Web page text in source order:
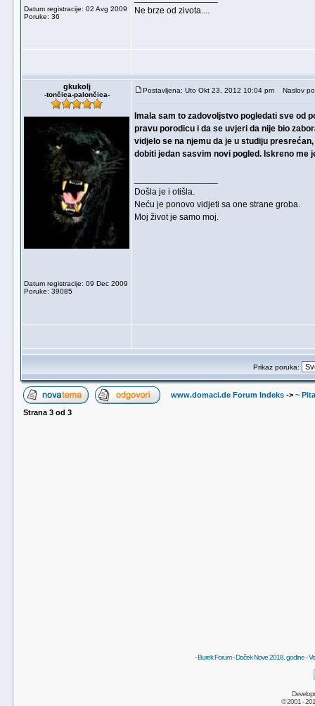
Datum registracije: 02 Avg 2009
Poruke: 36
Ne brze od zivota....
gkukolj
-tončica-palončica-
Datum registracije: 09 Dec 2009
Poruke: 39085
Postavljena: Uto Okt 23, 2012 10:04 pm Naslov
Imala sam to zadovoljstvo pogledati sve od
pravu porodicu i da se uvjeri da nije bio
vidjelo se na njemu da je u studiju
dobiti jedan sasvim novi pogled. Iskreno me
Došla je i otišla.
Neću je ponovo vidjeti sa one strane groba.
Moj život je samo moj.
Prikaz poruka:
www.domaci.de Forum Indeks -> ~
Strana 3 od 3
-Burek Forum-Doček Nove 2018. godine-
© 2001 -